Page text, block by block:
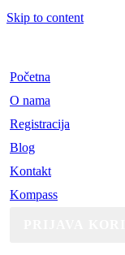
Skip to content
Početna
O nama
Registracija
Blog
Kontakt
Kompass